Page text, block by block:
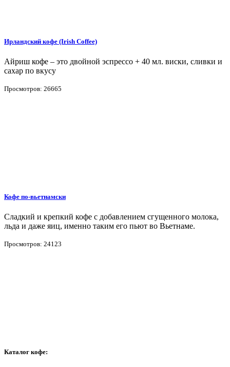
Ирландский кофе (Irish Coffee)
Айриш кофе – это двойной эспрессо + 40 мл. виски, сливки и
сахар по вкусу
Просмотров: 26665
Кофе по-вьетнамски
Сладкий и крепкий кофе с добавлением сгущенного молока,
льда и даже яиц, именно таким его пьют во Вьетнаме.
Просмотров: 24123
Каталог кофе: